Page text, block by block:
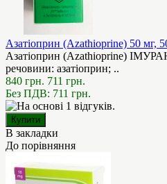
Азатіоприн (Azathioprine) 50 мг,
Азатіоприн (Azathioprine)
речовини: азатіоприн; ..
840 грн. 711 грн.
Без ПДВ: 711 грн.
В закладки
До порівняння